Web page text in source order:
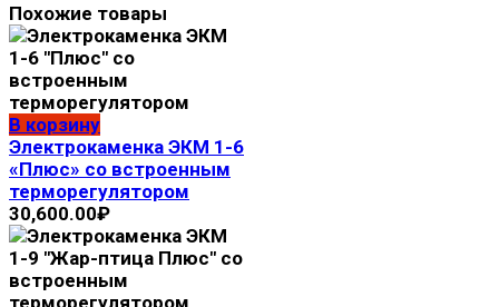
Похожие товары
В корзину
Электрокаменка ЭКМ 1-6
«Плюс» со встроенным
терморегулятором
30,600.00₽